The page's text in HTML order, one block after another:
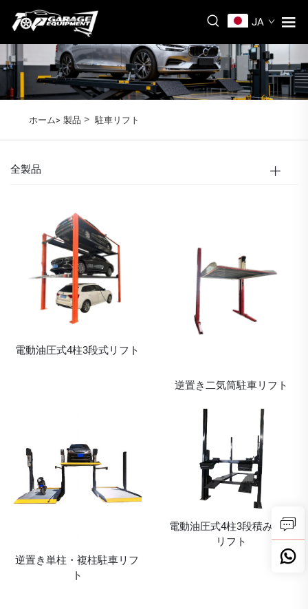
JA
ホーム> 製品 >駐車リフト
全製品
電動油圧式4柱3段式リフト
逆置き二気筒駐車リフト
逆置き単柱・複柱駐車リフ
ト
電動油圧式4柱3段積み重ね
リフト